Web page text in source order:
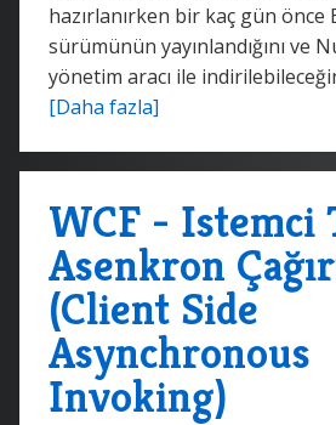
hazırlanırken bir kaç gün önce
sürümünün yayınlandığını ve
yönetim aracı ile
[Daha fazla]
WCF - Istemci
Asenkron
(Client Side
Asynchronous
Invoking)